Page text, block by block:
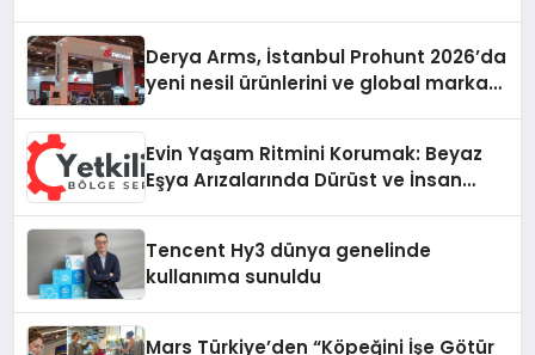
Derya Arms, İstanbul Prohunt 2026’da
yeni nesil ürünlerini ve global marka
Evin Yaşam Ritmini Korumak: Beyaz
Eşya Arızalarında Dürüst ve İnsan
Tencent Hy3 dünya genelinde
kullanıma sunuldu
Mars Türkiye’den “Köpeğini İşe Götür